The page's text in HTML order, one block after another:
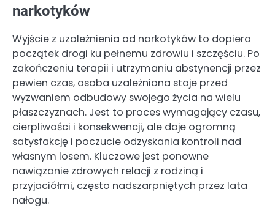
narkotyków
Wyjście z uzależnienia od narkotyków to dopiero
początek drogi ku pełnemu zdrowiu i szczęściu. Po
zakończeniu terapii i utrzymaniu abstynencji przez
pewien czas, osoba uzależniona staje przed
wyzwaniem odbudowy swojego życia na wielu
płaszczyznach. Jest to proces wymagający czasu,
cierpliwości i konsekwencji, ale daje ogromną
satysfakcję i poczucie odzyskania kontroli nad
własnym losem. Kluczowe jest ponowne
nawiązanie zdrowych relacji z rodziną i
przyjaciółmi, często nadszarpniętych przez lata
nałogu.